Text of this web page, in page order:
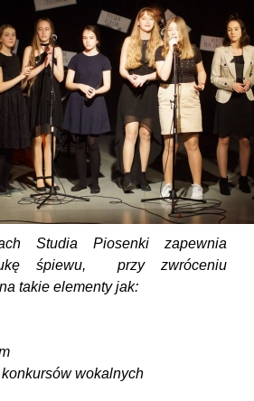
Studia Piosenki zapewnia
śpiewu, przy zwróceniu
takie elementy jak:
wokalnych